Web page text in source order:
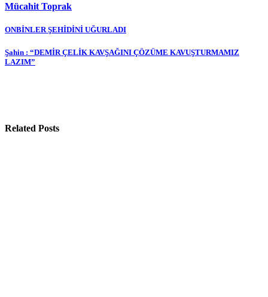
Mücahit Toprak
Yazı
gezinmesi
ONBİNLER ŞEHİDİNİ UĞURLADI
Şahin : “DEMİR ÇELİK KAVŞAĞINI ÇÖZÜME KAVUŞTURMAMIZ
LAZIM”
Related Posts